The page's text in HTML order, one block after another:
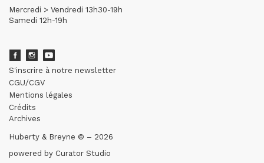
Mercredi > Vendredi 13h30-19h
Samedi 12h-19h
S'inscrire à notre newsletter
CGU/CGV
Mentions légales
Crédits
Archives
Huberty & Breyne © – 2026
powered by Curator Studio